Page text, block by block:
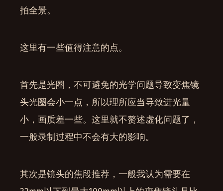
拍全景。
这里有一些值得注意的点。
首先是光圈，不可避免的光学问题导致变焦镜
头光圈会小一点，所以理所应当导致进光量
小，画质差一些。这里就不赘述虚化问题了，
一般录制过程中不会有大的影响。
其次是镜头的焦段推荐，一般我认为需要在